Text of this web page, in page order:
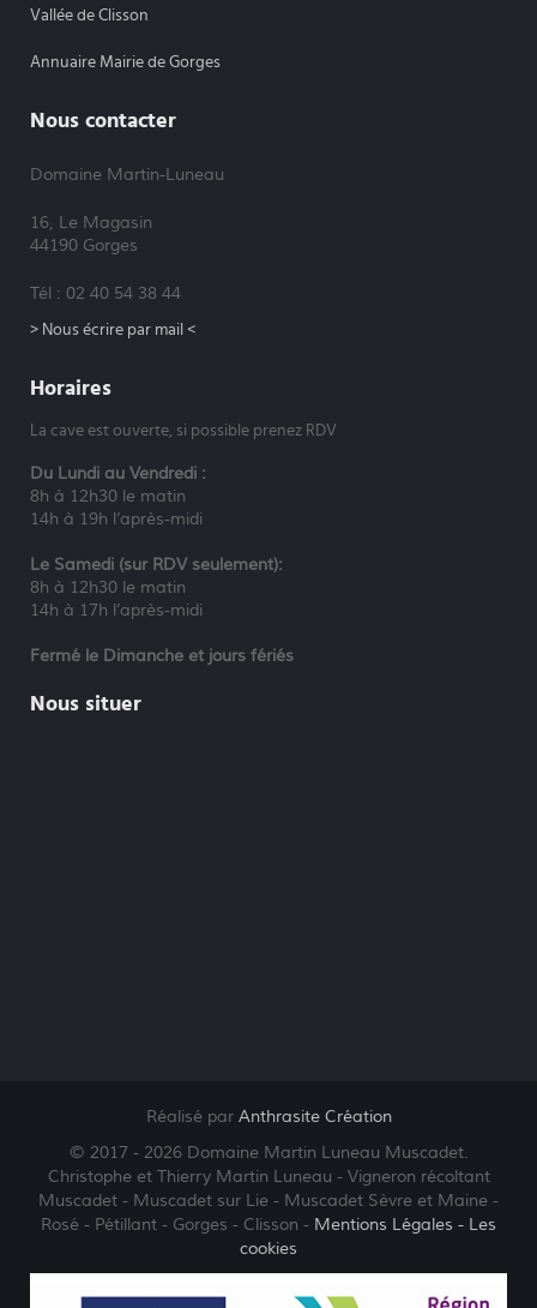
Vallée de Clisson
Annuaire Mairie de Gorges
Nous contacter
Domaine Martin-Luneau
16, Le Magasin
44190 Gorges
Tél : 02 40 54 38 44
> Nous écrire par mail <
Horaires
La cave est ouverte, si possible prenez RDV
Du Lundi au Vendredi :
8h à 12h30 le matin
14h à 19h l’après-midi
Le Samedi (sur RDV seulement):
8h à 12h30 le matin
14h à 17h l’après-midi
Fermé le Dimanche et jours fériés
Nous situer
Réalisé par Anthrasite Création
© 2017 - 2026 Domaine Martin Luneau Muscadet.
Christophe et Thierry Martin Luneau - Vigneron récoltant
Muscadet - Muscadet sur Lie - Muscadet Sèvre et Maine -
Rosé - Pétillant - Gorges - Clisson - Mentions Légales - Les
cookies